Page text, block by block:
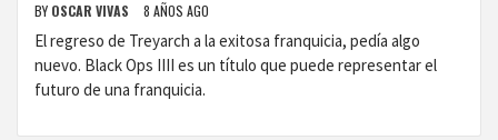
BY OSCAR VIVAS 8 AÑOS AGO
El regreso de Treyarch a la exitosa franquicia, pedía algo
nuevo. Black Ops IIII es un título que puede representar el
futuro de una franquicia.